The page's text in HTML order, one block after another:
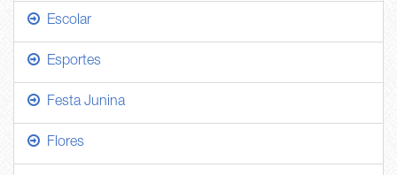
Escolar
Esportes
Festa Junina
Flores